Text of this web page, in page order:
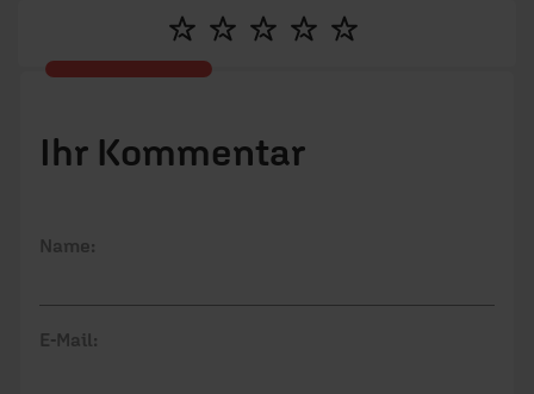
Lebensthemen möchte sie Menschen ermutigen.
Ihr Kommentar
Name:
E-Mail: